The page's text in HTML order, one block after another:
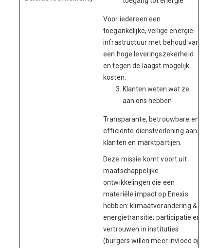
Voor iedereen een
toegankelijke, veilige energie-
infrastructuur met behoud van
een hoge leveringszekerheid
en tegen de laagst mogelijk
kosten.
Klanten weten wat ze
aan ons hebben
Transparante, betrouwbare en
efficiënte dienstverlening aan
klanten en marktpartijen.
Deze missie komt voort uit
maatschappelijke
ontwikkelingen die een
materiële impact op Enexis
hebben: klimaatverandering &
energietransitie; participatie en
vertrouwen in instituties
(burgers willen meer invloed op